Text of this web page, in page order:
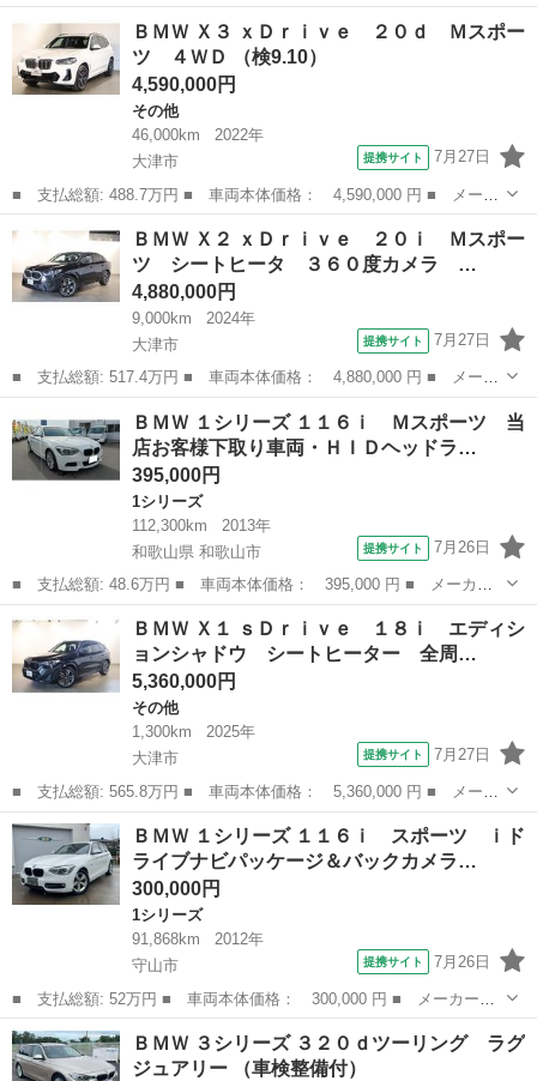
名： ＢＭＷ ■ 車種名： Ｘ２ ■ グレード名： ｘＤｒｉｖｅ
１８ｄ ＭスポーツＸ ■ 排気量： 2000cc ■ ドア枚数： 5D ...
滋賀
ＢＭＷ Ｘ３ ｘＤｒｉｖｅ ２０ｄ Ｍスポー
ツ ４ＷＤ （検9.10）
4,590,000円
その他
46,000km
2022年
大津市
提携サイト 7月27日
■ 支払総額: 488.7万円 ■ 車両本体価格： 4,590,000 円 ■ メーカ
ー名： ＢＭＷ ■ 車種名： Ｘ３ ■ グレード名： ｘＤｒｉｖ
ｅ ２０ｄ Ｍスポーツ ４ＷＤ ■ 排気量： 2000cc ■ ドア枚
数...
大津市
ＢＭＷ Ｘ２ ｘＤｒｉｖｅ ２０ｉ Ｍスポー
ツ シートヒータ ３６０度カメラ …
4,880,000円
9,000km
2024年
大津市
提携サイト 7月27日
■ 支払総額: 517.4万円 ■ 車両本体価格： 4,880,000 円 ■ メーカ
ー名： ＢＭＷ ■ 車種名： Ｘ２ ■ グレード名： ｘＤｒｉｖ
ｅ ２０ｉ Ｍスポーツ シートヒータ ３６０度カメラ オートハ
イビーム ...
ＢＭＷ １シリーズ １１６ｉ Ｍスポーツ 当
店お客様下取り車両・ＨＩＤヘッドラ…
395,000円
1シリーズ
112,300km
2013年
和歌山県 和歌山市
提携サイト 7月26日
■ 支払総額: 48.6万円 ■ 車両本体価格： 395,000 円 ■ メーカー
名： ＢＭＷ ■ 車種名： １シリーズ ■ グレード名： １１６
ｉ Ｍスポーツ 当店お客様下取り車両・ＨＩＤヘッドライト・スマ
ートキー×２・...
和歌山 和歌山市
ＢＭＷ Ｘ１ ｓＤｒｉｖｅ １８ｉ エディシ
ョンシャドウ シートヒーター 全周…
5,360,000円
その他
1,300km
2025年
大津市
提携サイト 7月27日
■ 支払総額: 565.8万円 ■ 車両本体価格： 5,360,000 円 ■ メーカ
ー名： ＢＭＷ ■ 車種名： Ｘ１ ■ グレード名： ｓＤｒｉｖ
ｅ １８ｉ エディションシャドウ シートヒーター 全周囲カメラ
■ 排気...
滋賀 大津市
ＢＭＷ １シリーズ １１６ｉ スポーツ ｉド
ライブナビパッケージ＆バックカメラ…
300,000円
1シリーズ
91,868km
2012年
守山市
提携サイト 7月26日
■ 支払総額: 52万円 ■ 車両本体価格： 300,000 円 ■ メーカー
名： ＢＭＷ ■ 車種名： １シリーズ ■ グレード名： １１６
ｉ スポーツ ｉドライブナビパッケージ＆バックカメラ スポーツ
シート ＥＴＣ プ...
滋賀 守山市
ＢＭＷ ３シリーズ ３２０ｄツーリング ラグ
ジュアリー （車検整備付）